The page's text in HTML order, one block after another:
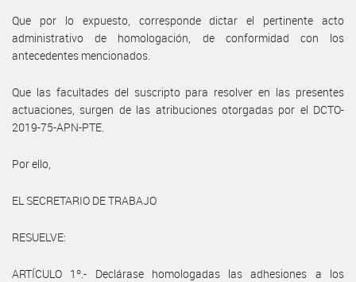
Que por lo expuesto, corresponde dictar el pertinente acto
administrativo de homologación, de conformidad con los
antecedentes mencionados.
Que las facultades del suscripto para resolver en las presentes
actuaciones, surgen de las atribuciones otorgadas por el DCTO-
2019-75-APN-PTE.
Por ello,
EL SECRETARIO DE TRABAJO
RESUELVE:
ARTÍCULO 1º.- Declárase homologadas las adhesiones a los